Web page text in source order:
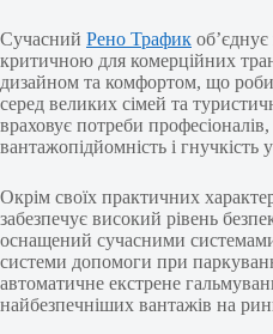
Сучасний Рено Трафик об’єднує
критичною для комерційних
дизайном та комфортом, що
серед великих сімей та
враховує потреби
вантажопідйомність і гнучкість
Окрім своїх практичних
забезпечує високий рівень
оснащений сучасними
системи допомоги при
автоматичне екстрене
найбезпечніших вантажів на